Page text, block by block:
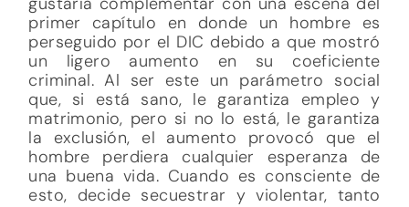
primer capítulo en donde un hombre es
perseguido por el DIC debido a que mostró
un ligero aumento en su coeficiente
criminal. Al ser este un parámetro social
que, si está sano, le garantiza empleo y
matrimonio, pero si no lo está, le garantiza
la exclusión, el aumento provocó que el
hombre perdiera cualquier esperanza de
una buena vida. Cuando es consciente de
esto, decide secuestrar y violentar, tanto